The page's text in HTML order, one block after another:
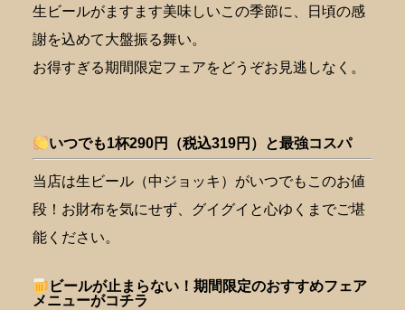
生ビールがますます美味しいこの季節に、日頃の感
謝を込めて大盤振る舞い。
お得すぎる期間限定フェアをどうぞお見逃しなく。
いつでも1杯290円（税込319円）と最強コスパ
当店は生ビール（中ジョッキ）がいつでもこのお値
段！お財布を気にせず、グイグイと心ゆくまでご堪
能ください。
ビールが止まらない！期間限定のおすすめフェア
メニューがコチラ